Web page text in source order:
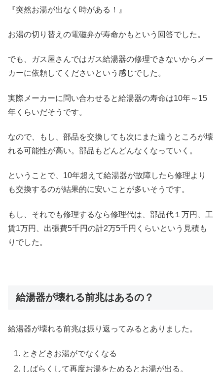
『突然お湯が出なく時がある！』
お湯の切り替えの電磁弁が寿命かもという回答でした。
でも、ガス屋さんではガス給湯器の修理できないからメー
カーに依頼してくださいという感じでした。
実際メーカーに問い合わせると給湯器の寿命は10年～15
年くらいだそうです。
なので、もし、部品を交換しても次にまた違うところが壊
れる可能性が高い。部品もどんどんなくなっていく。
ということで、10年超えて給湯器が故障したら修理より
も交換するのが結果的に安いことが多いそうです。
もし、それでも修理するなら修理代は、部品代１万円、工
賃1万円、出張費5千円の計2万5千円くらいという見積も
りでした。
給湯器が壊れる前兆はあるの？
給湯器が壊れる前兆は振り返ってみるとありました。
ときどきお湯がでなくなる
しばらくして再度お湯をためるとお湯が出る。